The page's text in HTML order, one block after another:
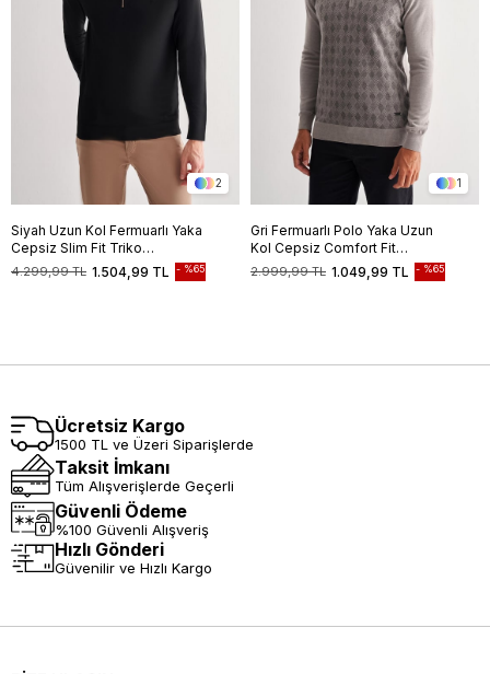
2
Siyah Uzun Kol Fermuarlı Yaka
Cepsiz Slim Fit Triko
1012255150 1.504,99 TL
4.299,99 TL %65
1
Gri Fermuarlı Polo Yaka Uzun
Kol Cepsiz Comfort Fit
Pamuklu Triko Kazak
1012255223
1.049,99 TL
2.999,99 TL %65
Ücretsiz Kargo
1500 TL ve Üzeri Siparişlerde
Taksit İmkanı
Tüm Alışverişlerde Geçerli
Güvenli Ödeme
%100 Güvenli Alışveriş
Hızlı Gönderi
Güvenilir ve Hızlı Kargo